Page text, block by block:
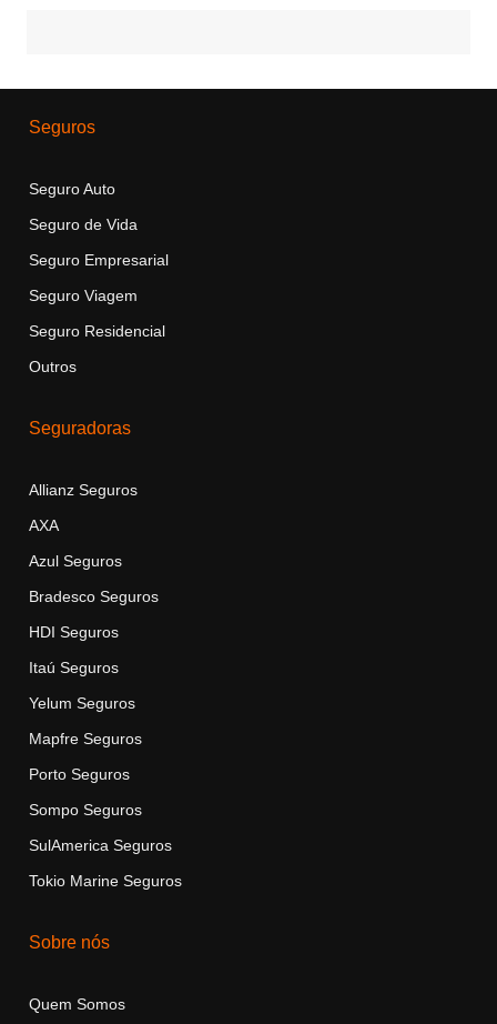
Seguros
Seguro Auto
Seguro de Vida
Seguro Empresarial
Seguro Viagem
Seguro Residencial
Outros
Seguradoras
Allianz Seguros
AXA
Azul Seguros
Bradesco Seguros
HDI Seguros
Itaú Seguros
Yelum Seguros
Mapfre Seguros
Porto Seguros
Sompo Seguros
SulAmerica Seguros
Tokio Marine Seguros
Sobre nós
Quem Somos